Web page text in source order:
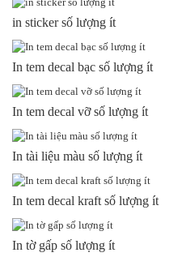
in sticker số lượng ít
In tem decal bạc số lượng ít
In tem decal vỡ số lượng ít
In tài liệu màu số lượng ít
In tem decal kraft số lượng ít
In tờ gấp số lượng ít